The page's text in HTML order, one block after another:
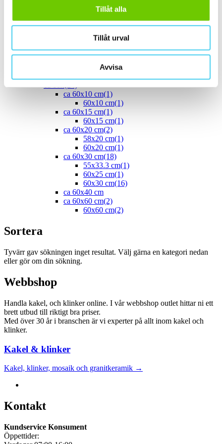
Tillåt alla
Tillåt urval
Avvisa
(2)
(1)
40x25 cm(5)
(1)
ca 50x(4)
50x25 cm(3)
(1)
ca 60x10 cm(1)
60x10 cm(1)
ca 60x15 cm(1)
60x15 cm(1)
ca 60x20 cm(2)
58x20 cm(1)
60x20 cm(1)
ca 60x30 cm(18)
55x33.3 cm(1)
60x25 cm(1)
60x30 cm(16)
ca 60x40 cm
ca 60x60 cm(2)
60x60 cm(2)
Sortera
Tyvärr gav sökningen inget resultat. Välj gärna en kategori nedan
eller gör om din sökning.
Webbshop
Handla kakel, och klinker online. I vår webbshop outlet hittar ni ett
brett utbud till riktigt bra priser.
Med över 30 år i branschen är vi experter på allt inom kakel och
klinker.
Kakel & klinker
Kakel, klinker, mosaik och granitkeramik →
Kontakt
Kundservice Konsument
Öppettider: